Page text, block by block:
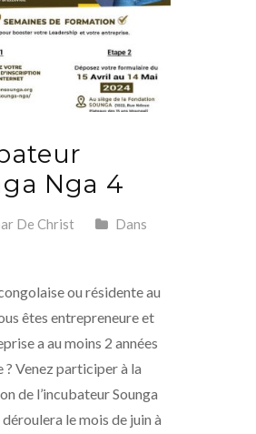
Nga 4
De Christ
Dans
ou résidente au
êtes entrepreneure et
a au moins 2 années
? Venez participer à la
de l’incubateur Sounga
le mois de juin à